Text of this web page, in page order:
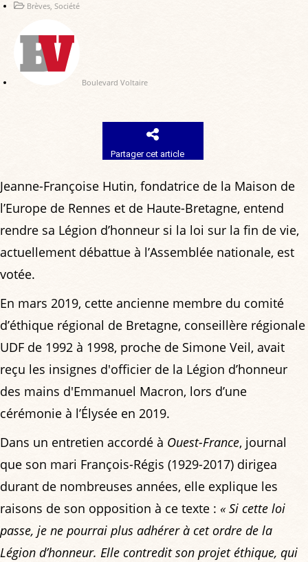
Brèves, Société
Boulevard Voltaire
Partager cet article
Jeanne-Françoise Hutin, fondatrice de la Maison de
l’Europe de Rennes et de Haute-Bretagne, entend
rendre sa Légion d’honneur si la loi sur la fin de vie,
actuellement débattue à l’Assemblée nationale, est
votée.
En mars 2019, cette ancienne membre du comité
d’éthique régional de Bretagne, conseillère régionale
UDF de 1992 à 1998, proche de Simone Veil, avait
reçu les insignes d'officier de la Légion d’honneur
des mains d'Emmanuel Macron, lors d’une
cérémonie à l’Élysée en 2019.
Dans un entretien accordé à Ouest-France, journal
que son mari François-Régis (1929-2017) dirigea
durant de nombreuses années, elle explique les
raisons de son opposition à ce texte : « Si cette loi
passe, je ne pourrai plus adhérer à cet ordre de la
Légion d’honneur. Elle contredit son projet éthique, qui